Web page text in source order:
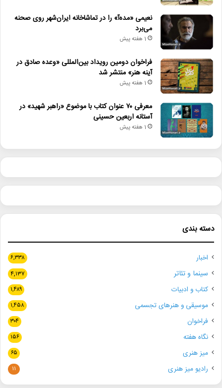
نعیمی «مده‌آ» را در تماشاخانه ایران‌شهر روی صحنه
می‌برد
1 هفته پیش
فراخوان دومین رویداد بین‌المللی «وعده صادق در
آینه هنر» منتشر شد
1 هفته پیش
معرفی ۷۰ عنوان کتاب با موضوع «راهبر شهید» در
آستانه اربعین حسینی
1 هفته پیش
دسته بندی
اخبار ۶,۳۳۸
سینما و تئاتر ۴,۱۳۷
کتاب و ادبیات ۱,۴۸۹
موسیقی و هنرهای تجسمی ۱,۴۵۸
فراخوان ۳۰۴
نگاه هفته ۱۵۶
میز هنری ۶۵
رادیو میز هنری ۱۱